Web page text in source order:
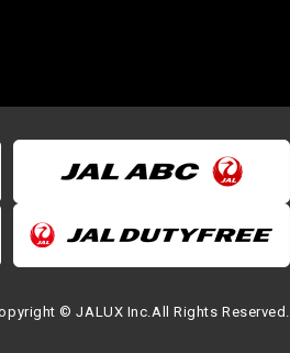
© JALUX Inc.All Rights Reserved.